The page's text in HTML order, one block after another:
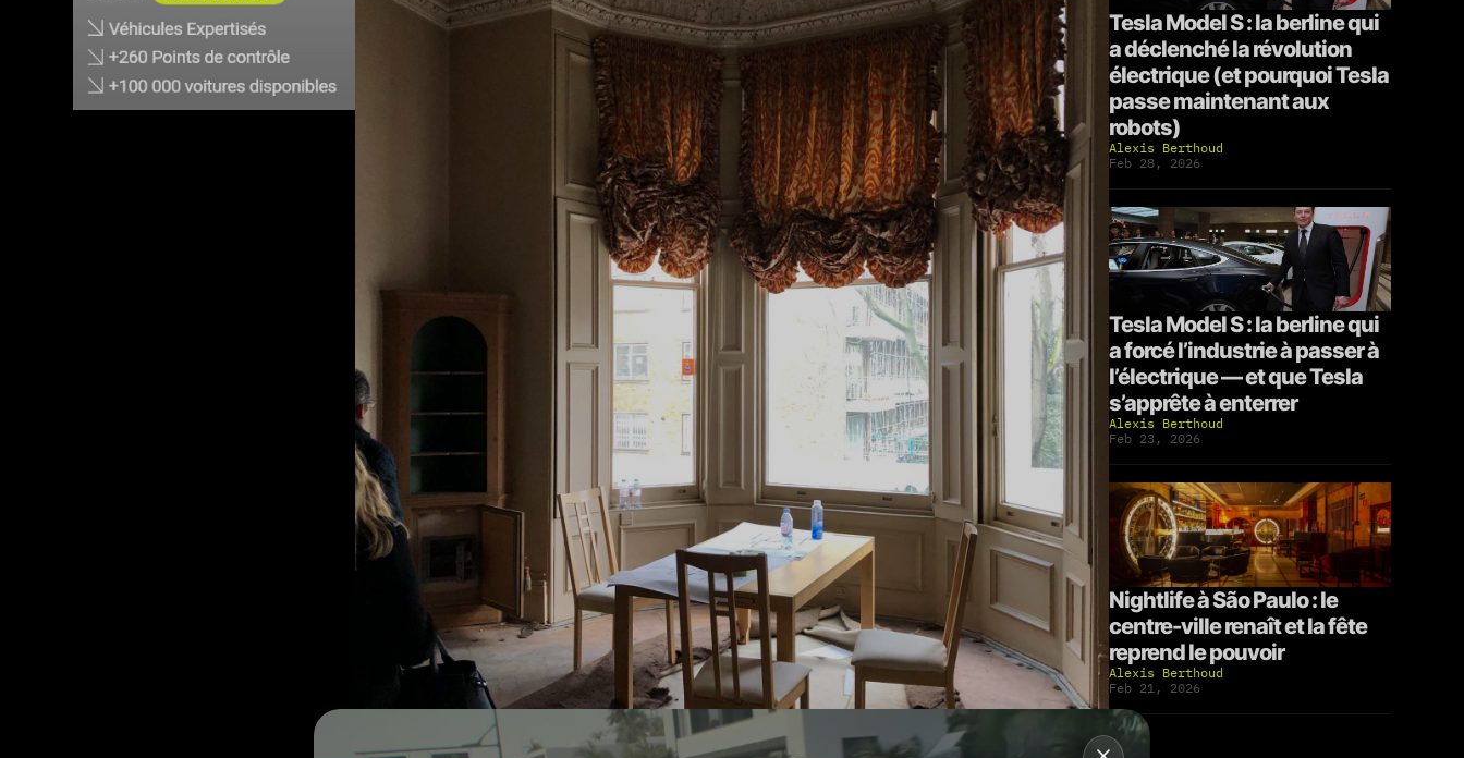
Tesla Model S : la berline qui
a déclenché la révolution
électrique (et pourquoi Tesla
passe maintenant aux
robots)
Alexis Berthoud
Feb 28, 2026
Tesla Model S : la berline qui
a forcé l’industrie à passer à
l’électrique — et que Tesla
s’apprête à enterrer
Alexis Berthoud
Feb 23, 2026
Nightlife à São Paulo : le
centre-ville renaît et la fête
reprend le pouvoir
Alexis Berthoud
Feb 21, 2026